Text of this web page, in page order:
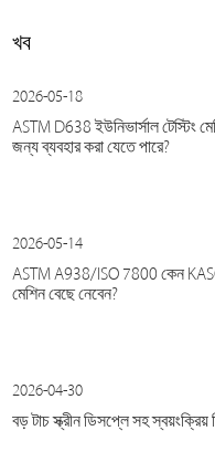
খব
2026-05-18
ASTM D638 ইউনিভার্সাল টেস্টিং
জন্য ব্যবহার করা যেতে পারে?
2026-05-14
ASTM A938/ISO 7800 কেন
মেশিন বেছে নেবেন?
2026-04-30
বড় টাচ স্ক্রীন ডিসপ্লে সহ স্বয়ংক্রিয়